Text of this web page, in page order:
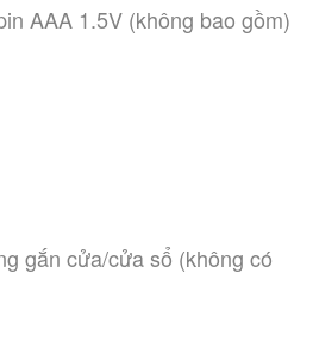
AAA 1.5V (không bao gồm)